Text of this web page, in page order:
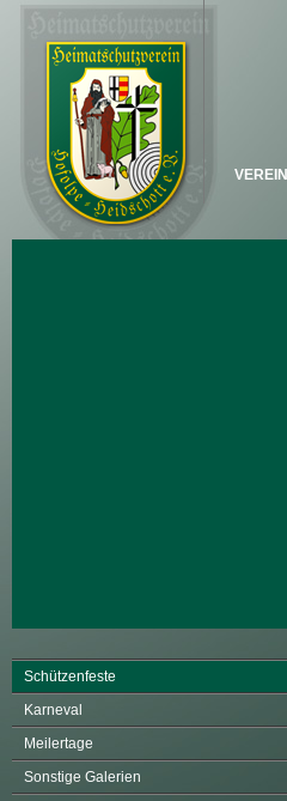
VEREIN
Schützenfeste
Karneval
Meilertage
Sonstige Galerien